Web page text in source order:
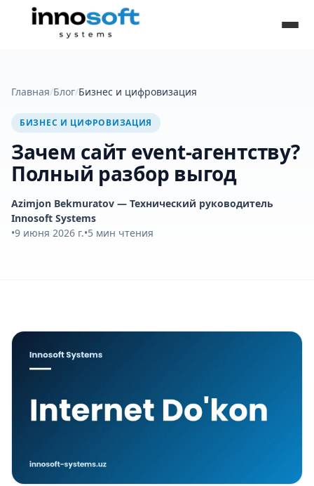
Главная/Блог/Бизнес и цифровизация
БИЗНЕС И ЦИФРОВИЗАЦИЯ
Зачем сайт event-агентству?
Полный разбор выгод
Azimjon Bekmuratov — Технический руководитель
Innosoft Systems
•9 июня 2026 г.•5 мин чтения